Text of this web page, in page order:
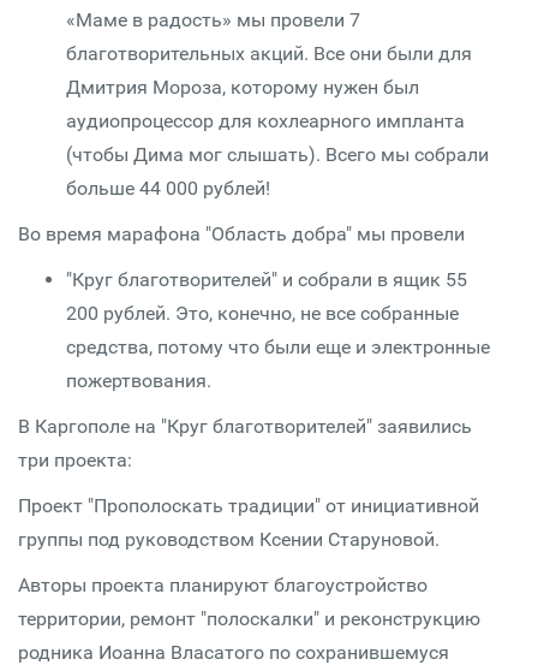
«Маме в радость» мы провели 7
благотворительных акций. Все они были для
Дмитрия Мороза, которому нужен был
аудиопроцессор для кохлеарного импланта
(чтобы Дима мог слышать). Всего мы собрали
больше 44 000 рублей!
Во время марафона "Область добра" мы провели
"Круг благотворителей" и собрали в ящик 55
200 рублей. Это, конечно, не все собранные
средства, потому что были еще и электронные
пожертвования.
В Каргополе на "Круг благотворителей" заявились
три проекта:
Проект "Прополоскать традиции" от инициативной
группы под руководством Ксении Старуновой.
Авторы проекта планируют благоустройство
территории, ремонт "полоскалки" и реконструкцию
родника Иоанна Власатого по сохранившемуся